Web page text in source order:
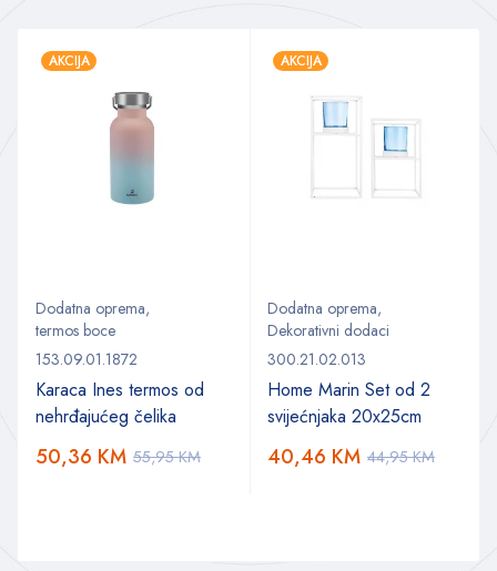
AKCIJA
Dodatna oprema,
termos boce
153.09.01.1872
Karaca Ines termos od
nehrđajućeg čelika
55,95KM
50,36 KM
AKCIJA
Dodatna oprema,
Dekorativni dodaci
300.21.02.013
Home Marin Set od 2
svijećnjaka 20x25cm
44,95KM
40,46 KM